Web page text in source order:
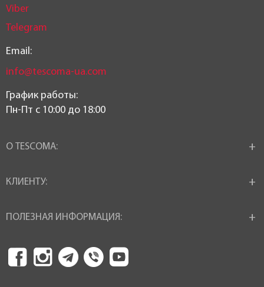
Viber
Telegram
Email:
info@tescoma-ua.com
График работы:
Пн-Пт c 10:00 до 18:00
О TESCOMA:
КЛИЕНТУ:
ПОЛЕЗНАЯ ИНФОРМАЦИЯ: